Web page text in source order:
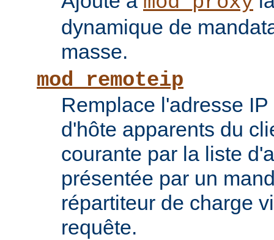
dynamique de
masse.
mod_remoteip
Remplace l'adresse
d'hôte apparents du
courante par la liste
présentée par un
répartiteur de charge
requête.